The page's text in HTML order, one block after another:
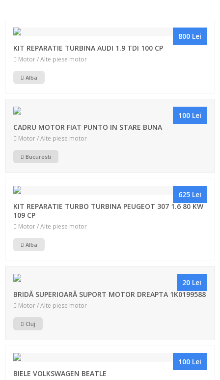
800 Lei
KIT REPARATIE TURBINA AUDI 1.9 TDI 100 CP
Motor / Alte piese motor
Alba
100 Lei
CADRU MOTOR FIAT PUNTO IN STARE BUNA
Motor / Alte piese motor
Bucuresti
625 Lei
KIT REPARATIE TURBO TURBINA PEUGEOT 307 1.6 80 KW
109 CP
Motor / Alte piese motor
Alba
20 Lei
BRIDĂ SUPERIOARĂ SUPORT MOTOR DREAPTA 1K0199588
Motor / Alte piese motor
Cluj
100 Lei
BIELE VOLKSWAGEN BEATLE